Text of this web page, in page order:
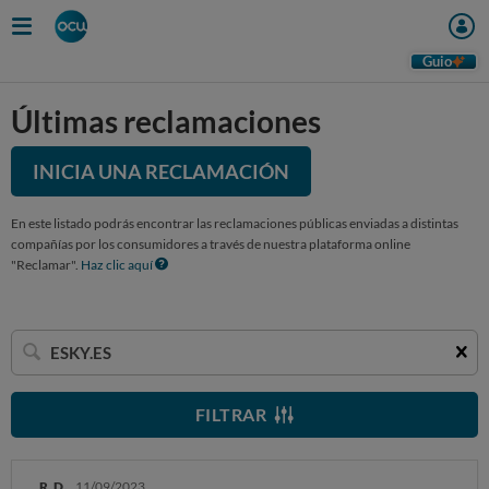
Guio
Últimas reclamaciones
INICIA UNA RECLAMACIÓN
En este listado podrás encontrar las reclamaciones públicas enviadas a distintas
compañías por los consumidores a través de nuestra plataforma online
"Reclamar". Haz clic aquí
Buscar
una
empresa
FILTRAR